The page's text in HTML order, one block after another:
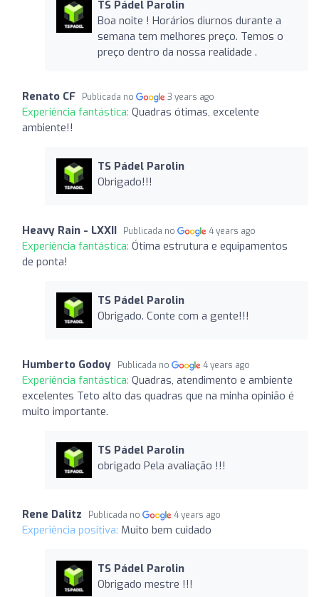
TS Pádel Parolin
Boa noite ! Horários diurnos durante a
semana tem melhores preço. Temos o
preço dentro da nossa realidade .
Renato CF Publicada no 3 years ago
Experiência fantástica: Quadras ótimas, excelente
ambiente!!
TS Pádel Parolin
Obrigado!!!
Heavy Rain - LXXII Publicada no 4 years ago
Experiência fantástica: Ótima estrutura e equipamentos
de ponta!
TS Pádel Parolin
Obrigado. Conte com a gente!!!
Humberto Godoy Publicada no 4 years ago
Experiência fantástica: Quadras, atendimento e ambiente
excelentes Teto alto das quadras que na minha opinião é
muito importante.
TS Pádel Parolin
obrigado Pela avaliação !!!
Rene Dalitz Publicada no 4 years ago
Experiência positiva: Muito bem cuidado
TS Pádel Parolin
Obrigado mestre !!!